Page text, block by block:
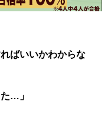
ばいいかわからな
…」